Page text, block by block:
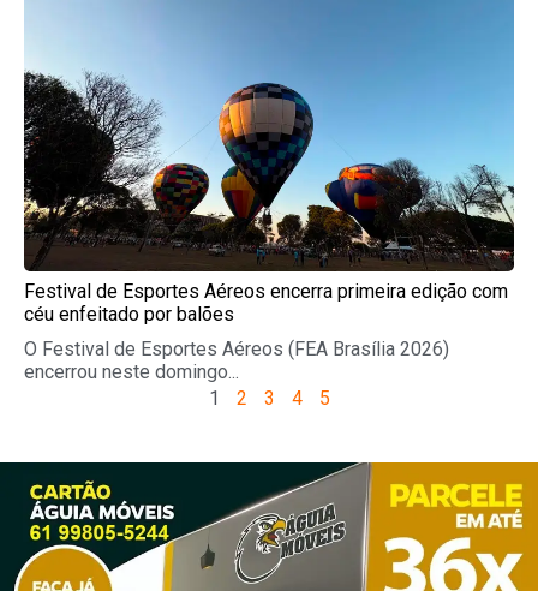
Festival de Esportes Aéreos encerra primeira edição com
céu enfeitado por balões
O Festival de Esportes Aéreos (FEA Brasília 2026)
encerrou neste domingo...
1
2 3 4 5